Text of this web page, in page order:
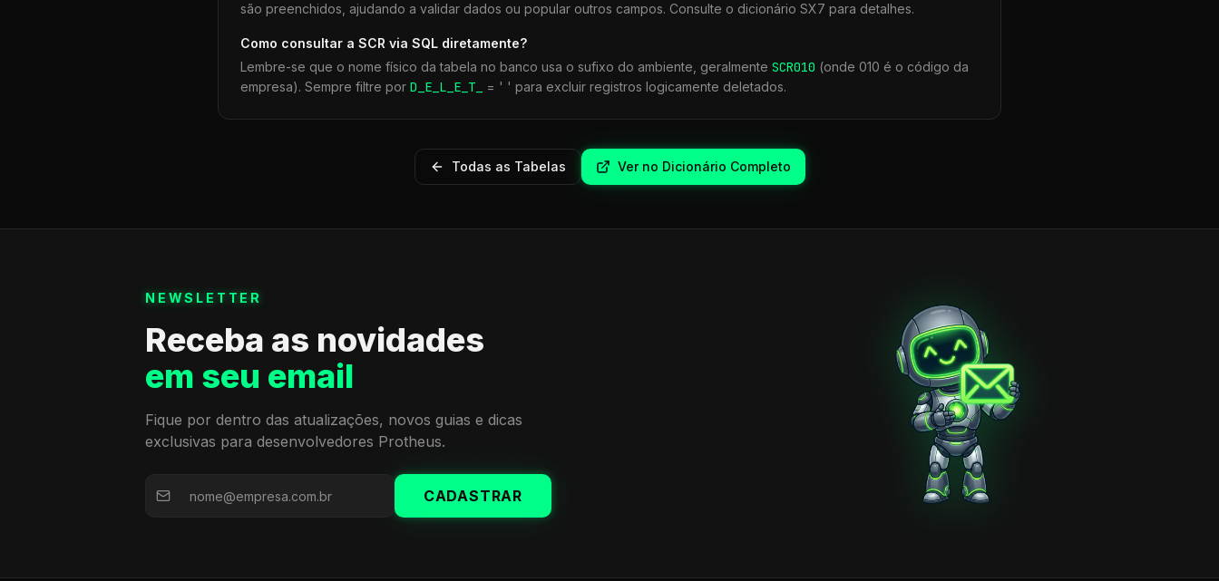
são preenchidos, ajudando a validar dados ou popular outros campos. Consulte o dicionário SX7 para detalhes.
Como consultar a SCR via SQL diretamente?
Lembre-se que o nome físico da tabela no banco usa o sufixo do ambiente, geralmente SCR010 (onde 010 é o código da
empresa). Sempre filtre por D_E_L_E_T_ = ' ' para excluir registros logicamente deletados.
Todas as Tabelas Ver no Dicionário Completo
NEWSLETTER
Receba as novidades
em seu email
Fique por dentro das atualizações, novos guias e dicas
exclusivas para desenvolvedores Protheus.
CADASTRAR